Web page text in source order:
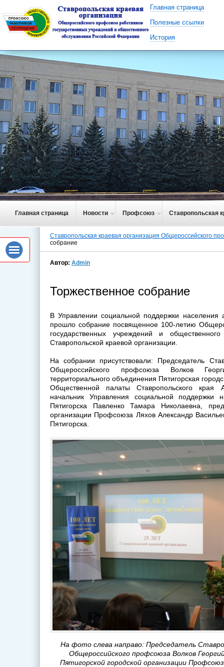
Главная страница
Полезные ссылки
История
Главная страница Новости Профсоюз Ставропольская
Ставропольская краевая организация Общероссийского
собрание
Автор: Admin
Торжественное собрание
В Управлении социальной поддержки населения
прошло собрание посвященное 100-летию
государственных учреждений и
Ставропольской краевой организации.
На собрании присутствовали: Председатель
Общероссийского профсоюза Волков
территориального объединения Пятигорская
Общественной палаты Ставропольского
начальник Управления социальной поддержки
Пятигорска Павленко Тамара Николаевна,
организации Профсоюза Ляхов Александр
Пятигорска.
На фото слева направо: Председатель
Общероссийского профсоюза Волков
Пятигорской городской организации